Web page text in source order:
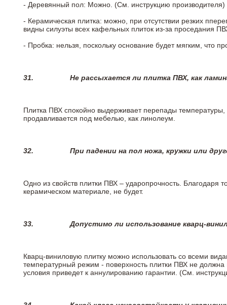
- Деревянный пол: Можно. (См. инструкцию производителя)
- Керамическая плитка: можно, при отсутствии резких
видны силуэты всех кафельных плиток из-за проседания
- Пробка: нельзя, поскольку основание будет мягким, что
31. Не рассыхается ли плитка ПВХ, как
Плитка ПВХ спокойно выдерживает перепады температуры,
продавливается под мебелью, как линолеум.
32. При падении на пол ножа, кружки или
Одно из свойств плитки ПВХ – ударопрочность. Благодаря
керамическом материале, не будет.
33.Допустимо ли использование кварц-
Кварц-виниловую плитку можно использовать со всеми
температурный режим - поверхность плитки ПВХ не
условия приведет к аннулированию гарантии. (См.